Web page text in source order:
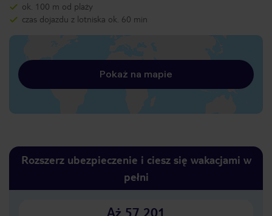
ok. 100 m od plaży
czas dojazdu z lotniska ok. 60 min
Pokaż na mapie
Rozszerz ubezpieczenie i ciesz się wakacjami w
pełni
Aż 57 201